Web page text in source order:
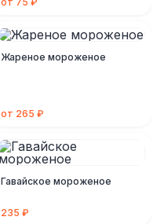
Жареное мороженое
от 265 ₽
Гавайское мороженое
235 ₽